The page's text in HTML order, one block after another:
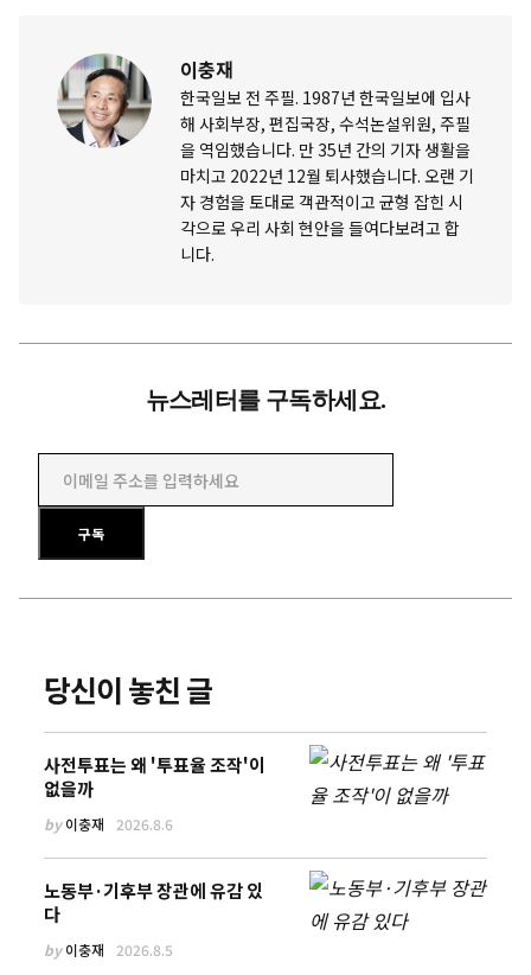
이충재
한국일보 전 주필. 1987년 한국일보에 입사
해 사회부장, 편집국장, 수석논설위원, 주필
을 역임했습니다. 만 35년 간의 기자 생활을
마치고 2022년 12월 퇴사했습니다. 오랜 기
자 경험을 토대로 객관적이고 균형 잡힌 시
각으로 우리 사회 현안을 들여다보려고 합
니다.
뉴스레터를 구독하세요.
이메일 주소를 입력하세요
구독
당신이 놓친 글
사전투표는 왜 '투표율 조작'이
없을까
by이충재 2026.8.6
노동부·기후부 장관에 유감 있
다
by이충재 2026.8.5